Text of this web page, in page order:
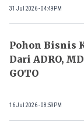
31 Jul 2026 - 04:49PM
Pohon Bisnis
Dari ADRO,
GOTO
16 Jul 2026 - 08:59PM